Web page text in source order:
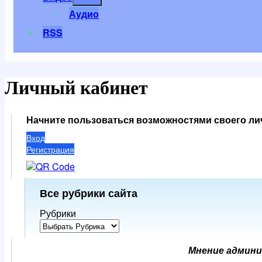
Аудио
RSS
Личный кабинет
Начните пользоваться возможностями своего
Вход
Регистрация
Все рубрики сайта
Рубрики
Мнение